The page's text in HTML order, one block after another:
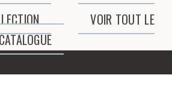
VOIR TOUT LE